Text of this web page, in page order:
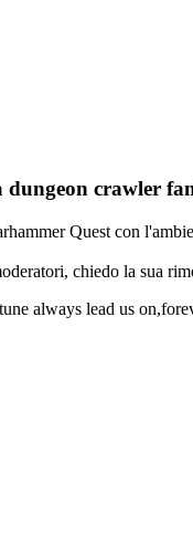
dungeon crawler
Quest con
chiedo la sua
always lead us